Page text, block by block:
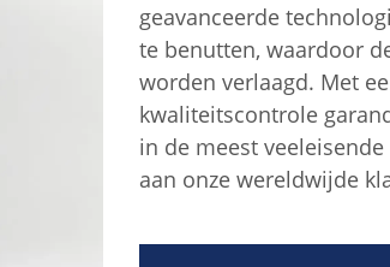
geavanceerde
te benutten, waardoor
worden verlaagd. Met
kwaliteitscontrole
in de meest
aan onze wereldwijde